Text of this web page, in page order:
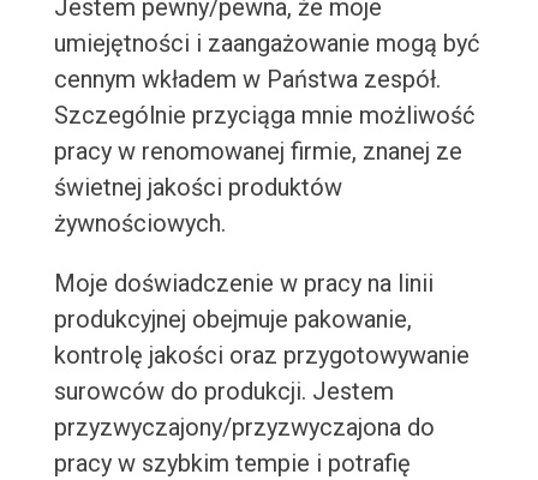
Jestem pewny/pewna, że moje
umiejętności i zaangażowanie mogą być
cennym wkładem w Państwa zespół.
Szczególnie przyciąga mnie możliwość
pracy w renomowanej firmie, znanej ze
świetnej jakości produktów
żywnościowych.
Moje doświadczenie w pracy na linii
produkcyjnej obejmuje pakowanie,
kontrolę jakości oraz przygotowywanie
surowców do produkcji. Jestem
przyzwyczajony/przyzwyczajona do
pracy w szybkim tempie i potrafię